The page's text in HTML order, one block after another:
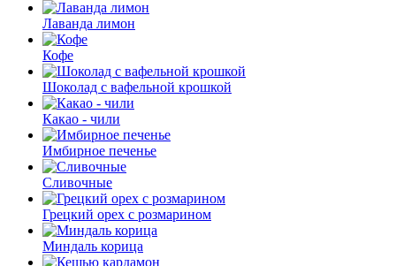
Лаванда лимон
Кофе
Шоколад с вафельной крошкой
Какао - чили
Имбирное печенье
Сливочные
Грецкий орех с розмарином
Миндаль корица